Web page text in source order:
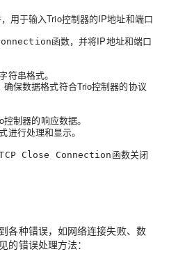
用于输入Trio控制器的IP地址和端口
函数，并将IP地址和端口
符串格式。
确保数据格式符合Trio控制器的协议
制器的响应数据。
进行处理和显示。
Close Connection 函数关闭
各种错误，如网络连接失败、数
的错误处理方法：